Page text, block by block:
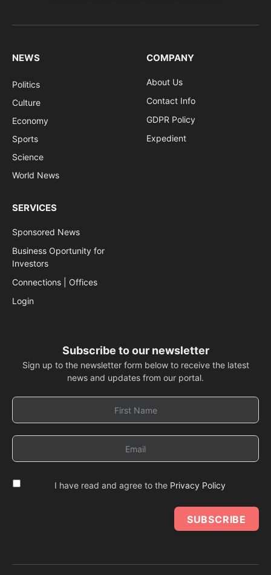
NEWS
Politics
Culture
Economy
Sports
Science
World News
COMPANY
About Us
Contact Info
GDPR Policy
Expedient
SERVICES
Sponsored News
Business Oportunity for
Investors
Connections | Offices
Login
Subscribe to our newsletter
Sign up to the newsletter form below to receive the latest
news and updates from our portal.
I have read and agree to the Privacy Policy
SUBSCRIBE